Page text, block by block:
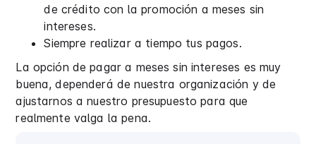
de crédito con la promoción a meses sin
intereses.
Siempre realizar a tiempo tus pagos.
La opción de pagar a meses sin intereses es muy
buena, dependerá de nuestra organización y de
ajustarnos a nuestro presupuesto para que
realmente valga la pena.